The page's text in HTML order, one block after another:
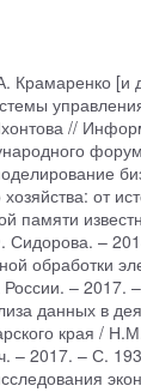
Крамаренко [и
//
от
памяти
Сидорова. –
обработки
–
данных в
края /
– 2017. – С.